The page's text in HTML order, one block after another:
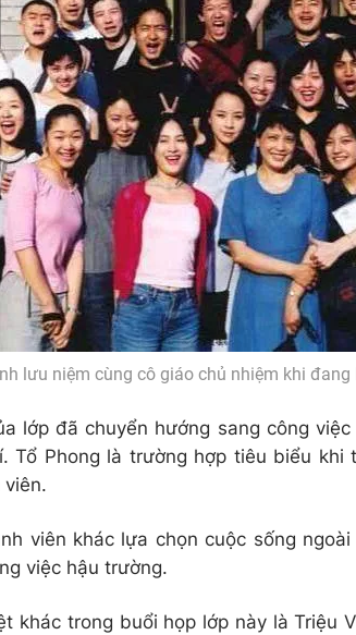
lưu niệm cùng cô giáo chủ nhiệm khi đang
lớp đã chuyển hướng sang công
Tổ Phong là trường hợp tiêu biểu khi
viên.
viên khác lựa chọn cuộc sống
việc hậu trường.
khác trong buổi họp lớp này là Triệu